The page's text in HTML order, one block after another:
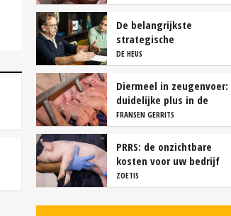
De belangrijkste
strategische
overwegingen van
vleesvarkenshouders
DE HEUS
Diermeel in zeugenvoer:
duidelijke plus in de
kraamstal
FRANSEN GERRITS
PRRS: de onzichtbare
kosten voor uw bedrijf
ZOETIS